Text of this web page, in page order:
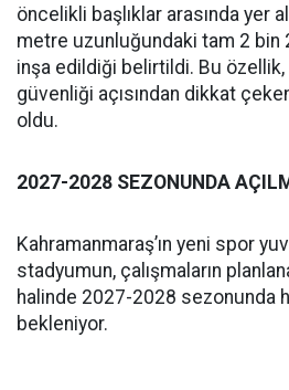
öncelikli başlıklar arasında yer
metre uzunluğundaki tam 2 bin
inşa edildiği belirtildi. Bu
güvenliği açısından dikkat
oldu.
2027-2028 SEZONUNDA
Kahramanmaraş’ın yeni spor
stadyumun, çalışmaların
halinde 2027-2028 sezonunda
bekleniyor.